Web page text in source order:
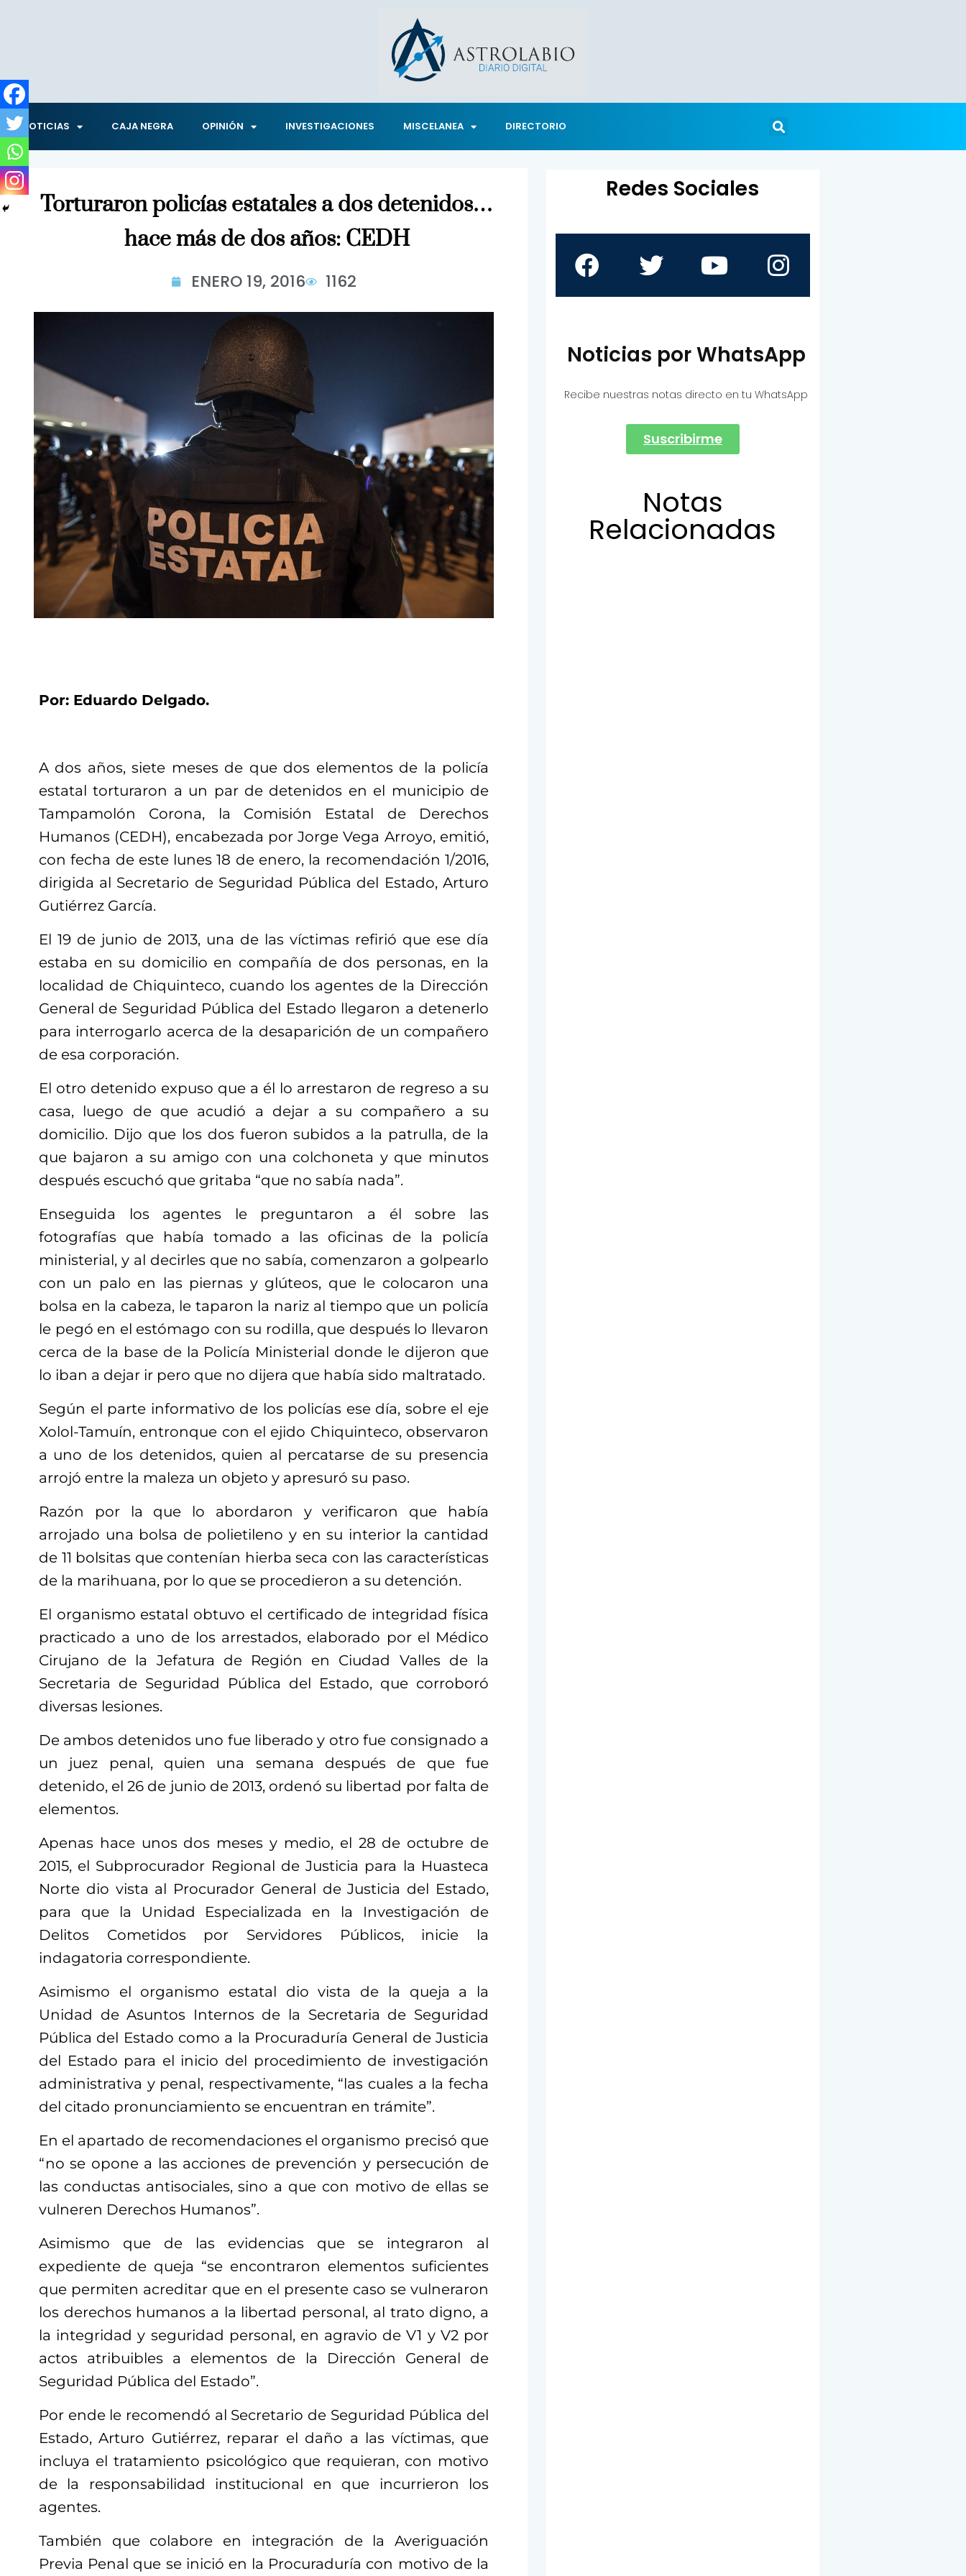
NOTICIAS CAJA NEGRA OPINIÓN INVESTIGACIONES MISCELANEA DIRECTORIO
Torturaron policías estatales a dos detenidos…
hace más de dos años: CEDH
ENERO 19, 2016 1162
Por: Eduardo Delgado.
A dos años, siete meses de que dos elementos de la policía
estatal torturaron a un par de detenidos en el municipio de
Tampamolón Corona, la Comisión Estatal de Derechos
Humanos (CEDH), encabezada por Jorge Vega Arroyo, emitió,
con fecha de este lunes 18 de enero, la recomendación 1/2016,
dirigida al Secretario de Seguridad Pública del Estado, Arturo
Gutiérrez García.
El 19 de junio de 2013, una de las víctimas refirió que ese día
estaba en su domicilio en compañía de dos personas, en la
localidad de Chiquinteco, cuando los agentes de la Dirección
General de Seguridad Pública del Estado llegaron a detenerlo
para interrogarlo acerca de la desaparición de un compañero
de esa corporación.
El otro detenido expuso que a él lo arrestaron de regreso a su
casa, luego de que acudió a dejar a su compañero a su
domicilio. Dijo que los dos fueron subidos a la patrulla, de la
que bajaron a su amigo con una colchoneta y que minutos
después escuchó que gritaba “que no sabía nada”.
Enseguida los agentes le preguntaron a él sobre las
fotografías que había tomado a las oficinas de la policía
ministerial, y al decirles que no sabía, comenzaron a golpearlo
con un palo en las piernas y glúteos, que le colocaron una
bolsa en la cabeza, le taparon la nariz al tiempo que un policía
le pegó en el estómago con su rodilla, que después lo llevaron
cerca de la base de la Policía Ministerial donde le dijeron que
lo iban a dejar ir pero que no dijera que había sido maltratado.
Según el parte informativo de los policías ese día, sobre el eje
Xolol-Tamuín, entronque con el ejido Chiquinteco, observaron
a uno de los detenidos, quien al percatarse de su presencia
arrojó entre la maleza un objeto y apresuró su paso.
Razón por la que lo abordaron y verificaron que había
arrojado una bolsa de polietileno y en su interior la cantidad
de 11 bolsitas que contenían hierba seca con las características
de la marihuana, por lo que se procedieron a su detención.
El organismo estatal obtuvo el certificado de integridad física
practicado a uno de los arrestados, elaborado por el Médico
Cirujano de la Jefatura de Región en Ciudad Valles de la
Secretaria de Seguridad Pública del Estado, que corroboró
diversas lesiones.
De ambos detenidos uno fue liberado y otro fue consignado a
un juez penal, quien una semana después de que fue
detenido, el 26 de junio de 2013, ordenó su libertad por falta de
elementos.
Apenas hace unos dos meses y medio, el 28 de octubre de
2015, el Subprocurador Regional de Justicia para la Huasteca
Norte dio vista al Procurador General de Justicia del Estado,
para que la Unidad Especializada en la Investigación de
Delitos Cometidos por Servidores Públicos, inicie la
indagatoria correspondiente.
Asimismo el organismo estatal dio vista de la queja a la
Unidad de Asuntos Internos de la Secretaria de Seguridad
Pública del Estado como a la Procuraduría General de Justicia
del Estado para el inicio del procedimiento de investigación
administrativa y penal, respectivamente, “las cuales a la fecha
del citado pronunciamiento se encuentran en trámite”.
En el apartado de recomendaciones el organismo precisó que
“no se opone a las acciones de prevención y persecución de
las conductas antisociales, sino a que con motivo de ellas se
vulneren Derechos Humanos”.
Asimismo que de las evidencias que se integraron al
expediente de queja “se encontraron elementos suficientes
que permiten acreditar que en el presente caso se vulneraron
los derechos humanos a la libertad personal, al trato digno, a
la integridad y seguridad personal, en agravio de V1 y V2 por
actos atribuibles a elementos de la Dirección General de
Seguridad Pública del Estado”.
Por ende le recomendó al Secretario de Seguridad Pública del
Estado, Arturo Gutiérrez, reparar el daño a las víctimas, que
incluya el tratamiento psicológico que requieran, con motivo
de la responsabilidad institucional en que incurrieron los
agentes.
También que colabore en integración de la Averiguación
Previa Penal que se inició en la Procuraduría con motivo de la
Redes Sociales
Noticias por WhatsApp
Recibe nuestras notas directo en tu WhatsApp
Suscribirme
Notas
Relacionadas